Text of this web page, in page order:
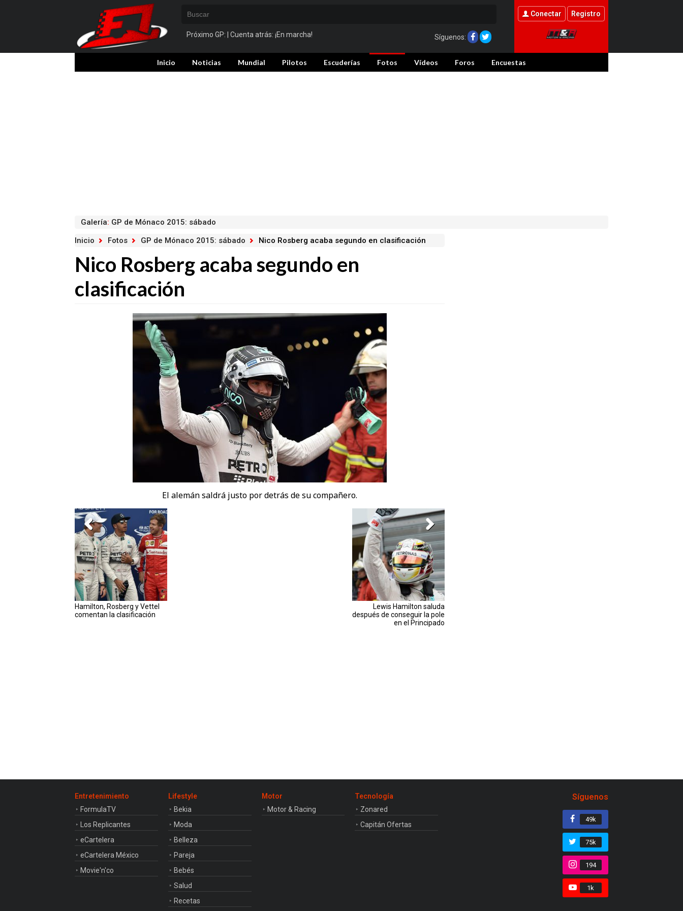
Próximo GP: | Cuenta atrás: ¡En marcha! Síguenos:
Conectar Registro
Inicio Noticias Mundial Pilotos Escuderías Fotos Vídeos Foros Encuestas
Galería: GP de Mónaco 2015: sábado
Inicio
Fotos GP de Mónaco 2015: sábado Nico Rosberg acaba segundo en clasificación
Nico Rosberg acaba segundo en
clasificación
El alemán saldrá justo por detrás de su compañero.
Hamilton, Rosberg y Vettel
comentan la clasificación
Lewis Hamilton saluda
después de conseguir la pole
en el Principado
Entretenimiento
FormulaTV
Los Replicantes
eCartelera
eCartelera México
Movie'n'co
Lifestyle
Bekia
Moda
Belleza
Pareja
Bebés
Salud
Recetas
Motor
Motor & Racing
Tecnología
Zonared
Capitán Ofertas
Síguenos
49k
75k
194
1k